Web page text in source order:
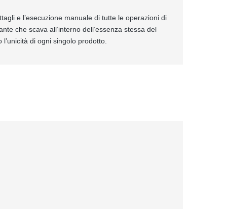
e l’esecuzione manuale di tutte le operazioni di
che scava all’interno dell’essenza stessa del
di ogni singolo prodotto.